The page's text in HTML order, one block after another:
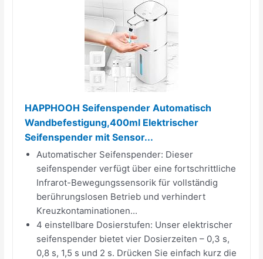
HAPPHOOH Seifenspender Automatisch
Wandbefestigung,400ml Elektrischer
Seifenspender mit Sensor...
Automatischer Seifenspender: Dieser
seifenspender verfügt über eine fortschrittliche
Infrarot-Bewegungssensorik für vollständig
berührungslosen Betrieb und verhindert
Kreuzkontaminationen...
4 einstellbare Dosierstufen: Unser elektrischer
seifenspender bietet vier Dosierzeiten – 0,3 s,
0,8 s, 1,5 s und 2 s. Drücken Sie einfach kurz die